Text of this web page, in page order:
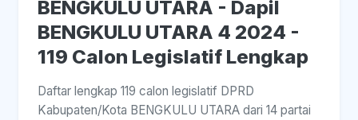
BENGKULU UTARA - Dapil
BENGKULU UTARA 4 2024 -
119 Calon Legislatif Lengkap
Daftar lengkap 119 calon legislatif DPRD
Kabupaten/Kota BENGKULU UTARA dari 14 partai